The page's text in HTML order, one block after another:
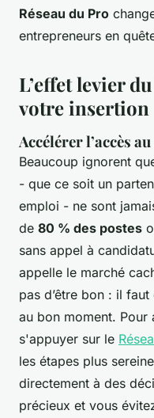
Réseau du Pro
entrepreneurs en
L’effet levier
votre insertion
Accélérer l’accès
Beaucoup ignorent
- que ce soit un
emploi - ne sont
de 80 % des postes
sans appel à
appelle le marché
pas d’être bon : il
au bon moment.
s'appuyer sur le
les étapes plus
directement à des
précieux et vous